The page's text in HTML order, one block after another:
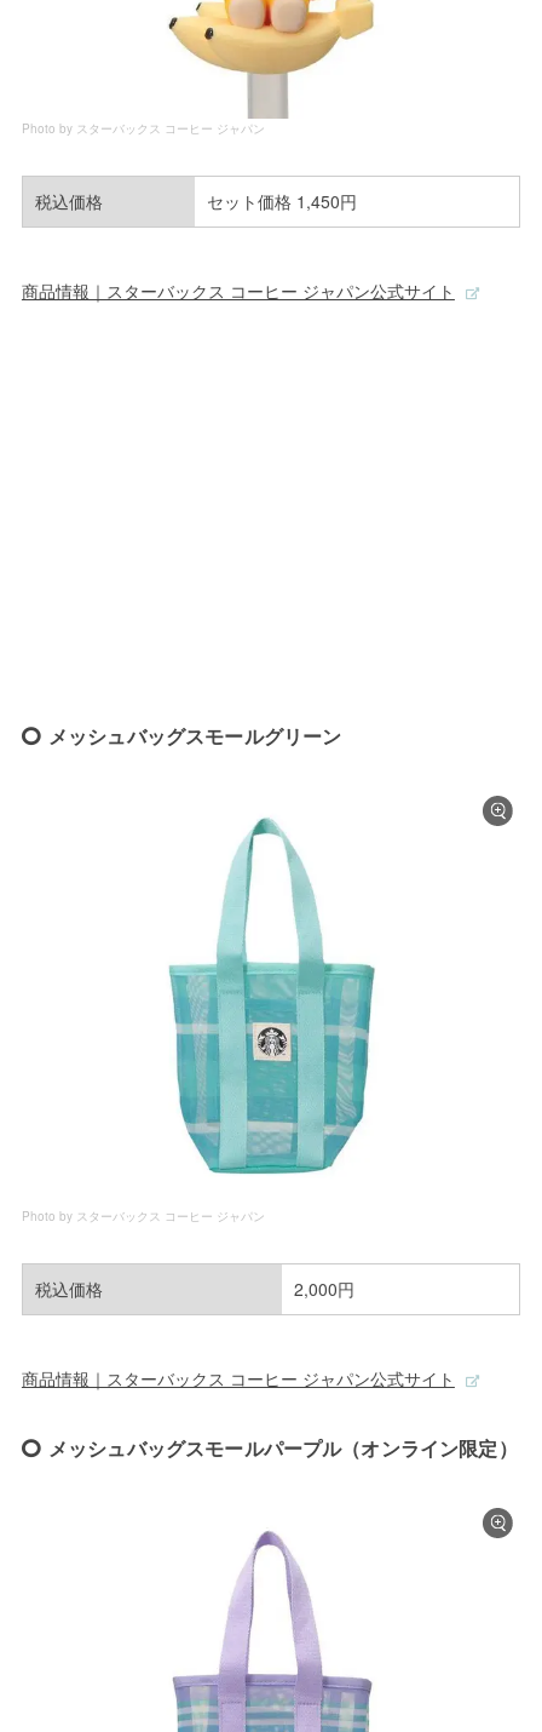
Photo by スターバックス コーヒー ジャパン
税込価格 セット価格 1,450円
商品情報｜スターバックス コーヒー ジャパン公式サイト
メッシュバッグスモールグリーン
Photo by スターバックス コーヒー ジャパン
税込価格 2,000円
商品情報｜スターバックス コーヒー ジャパン公式サイト
メッシュバッグスモールパープル（オンライン限定）